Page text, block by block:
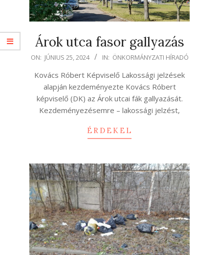
Árok utca fasor gallyazás
2024-
25
ON: JÚNIUS 25, 2024 IN: ÖNKORMÁNYZATI HÍRADÓ
Kovács Róbert Képviselő Lakossági jelzések
alapján kezdeményezte Kovács Róbert
képviselő (DK) az Árok utcai fák gallyazását.
Kezdeményezésemre – lakossági jelzést,
ÉRDEKEL